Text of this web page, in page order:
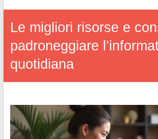
Le migliori risorse e
padroneggiare
quotidiana